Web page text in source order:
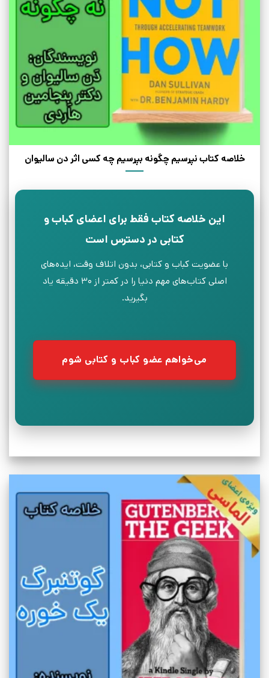
خلاصه کتاب نپرسیم چگونه بپرسیم چه کسی اثر دن سالیوان
این خلاصه کتاب فقط برای اعضای کباب و
کتابی در دسترس است
با عضویت کباب و کتابی، بدون اتلاف وقت، ایده‌های
اصلی کتاب‌های مهم دنیا را در کمتر از ۳۰ دقیقه یاد
بگیرید.
می‌خواهم عضو کباب و کتابی شوم